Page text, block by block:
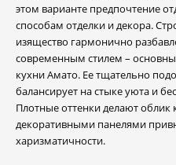
этом варианте предпочтение
способам отделки и декора.
изящество гармонично
современным стилем –
кухни Амато. Ее тщательно
балансирует на стыке уюта и
Плотные оттенки делают
декоративными панелями
харизматичности.